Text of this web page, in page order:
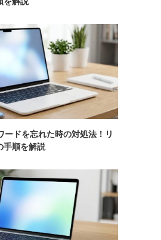
ドを忘れた時の対処法！リ
手順を解説